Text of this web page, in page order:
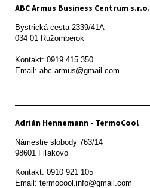
ABC Armus Business Centrum s.r.o.
Bystrická cesta 2339/41A
034 01 Ružomberok
Kontakt: 0919 415 350
Adrián Hennemann - TermoCool
Námestie slobody 763/14
98601 Fiľakovo
Kontakt: 0910 921 105
Email: termocool.info@gmail.com